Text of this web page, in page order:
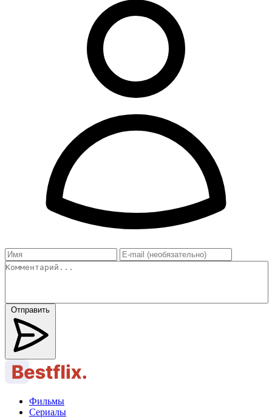
Отправить
Фильмы
Сериалы